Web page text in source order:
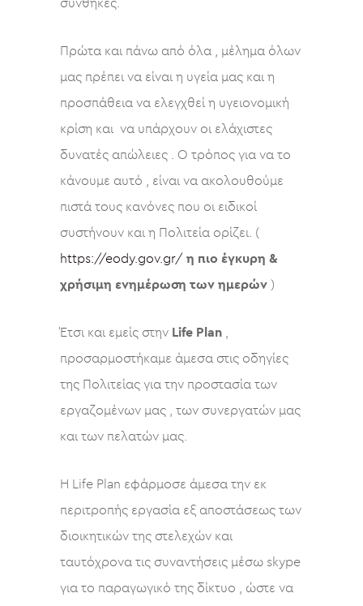
συνθήκες.
Πρώτα και πάνω από όλα , μέλημα όλων
μας πρέπει να είναι η υγεία μας και η
προσπάθεια να ελεγχθεί η υγειονομική
κρίση και να υπάρχουν οι ελάχιστες
δυνατές απώλειες . Ο τρόπος για να το
κάνουμε αυτό , είναι να ακολουθούμε
πιστά τους κανόνες που οι ειδικοί
συστήνουν και η Πολιτεία ορίζει. (
https://eody.gov.gr/ η πιο έγκυρη &
χρήσιμη ενημέρωση των ημερών )
Έτσι και εμείς στην Life Plan ,
προσαρμοστήκαμε άμεσα στις οδηγίες
της Πολιτείας για την προστασία των
εργαζομένων μας , των συνεργατών μας
και των πελατών μας.
Η Life Plan εφάρμοσε άμεσα την εκ
περιτροπής εργασία εξ αποστάσεως των
διοικητικών της στελεχών και
ταυτόχρονα τις συναντήσεις μέσω skype
για το παραγωγικό της δίκτυο , ώστε να